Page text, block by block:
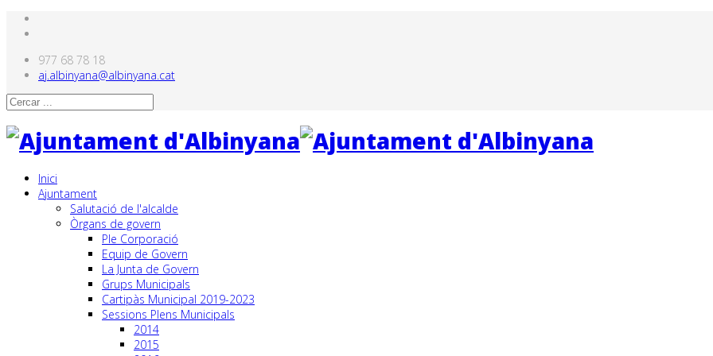
977 68 78 18
aj.albinyana@albinyana.cat
Inici
Ajuntament
Salutació de l'alcalde
Òrgans de govern
Ple Corporació
Equip de Govern
La Junta de Govern
Grups Municipals
Cartipàs Municipal 2019-2023
Sessions Plens Municipals
2014
2015